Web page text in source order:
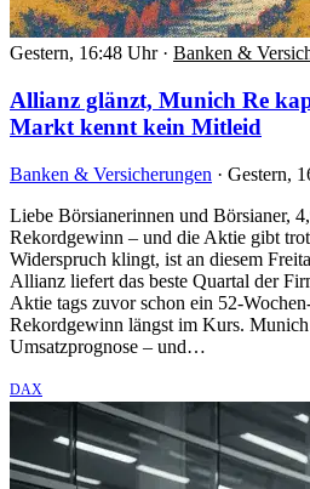
Gestern, 16:48 Uhr · Banken &
Allianz glänzt, Munich Re
Markt kennt kein Mitleid
Banken & Versicherungen · Gestern,
Liebe Börsianerinnen und Börsianer,
Rekordgewinn – und die Aktie gibt
Widerspruch klingt, ist an diesem
Allianz liefert das beste Quartal der
Aktie tags zuvor schon ein 52-
Rekordgewinn längst im Kurs.
Umsatzprognose – und…
DAX